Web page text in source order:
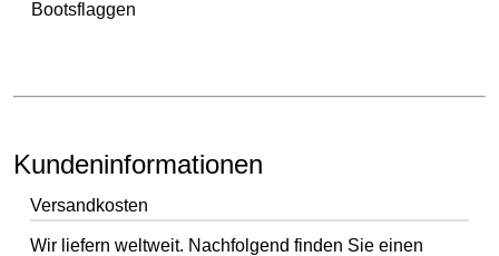
Bootsflaggen
Kundeninformationen
Versandkosten
Wir liefern weltweit. Nachfolgend finden Sie einen